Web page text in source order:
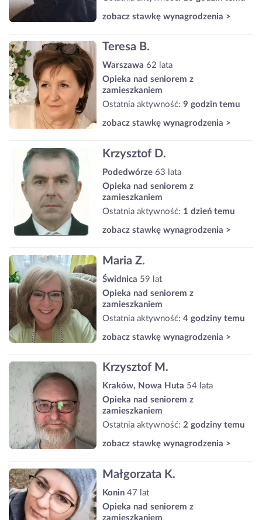
zobacz stawkę wynagrodzenia >
Teresa B.
Warszawa 62 lata
Opieka nad seniorem z
zamieszkaniem
Ostatnia aktywność: 9 godzin temu
zobacz stawkę wynagrodzenia >
Krzysztof D.
Podedwórze 63 lata
Opieka nad seniorem z
zamieszkaniem
Ostatnia aktywność: 1 dzień temu
zobacz stawkę wynagrodzenia >
Maria Z.
Świdnica 59 lat
Opieka nad seniorem z
zamieszkaniem
Ostatnia aktywność: 4 godziny temu
zobacz stawkę wynagrodzenia >
Krzysztof M.
Kraków, Nowa Huta 54 lata
Opieka nad seniorem z
zamieszkaniem
Ostatnia aktywność: 2 godziny temu
zobacz stawkę wynagrodzenia >
Małgorzata K.
Konin 47 lat
Opieka nad seniorem z
zamieszkaniem